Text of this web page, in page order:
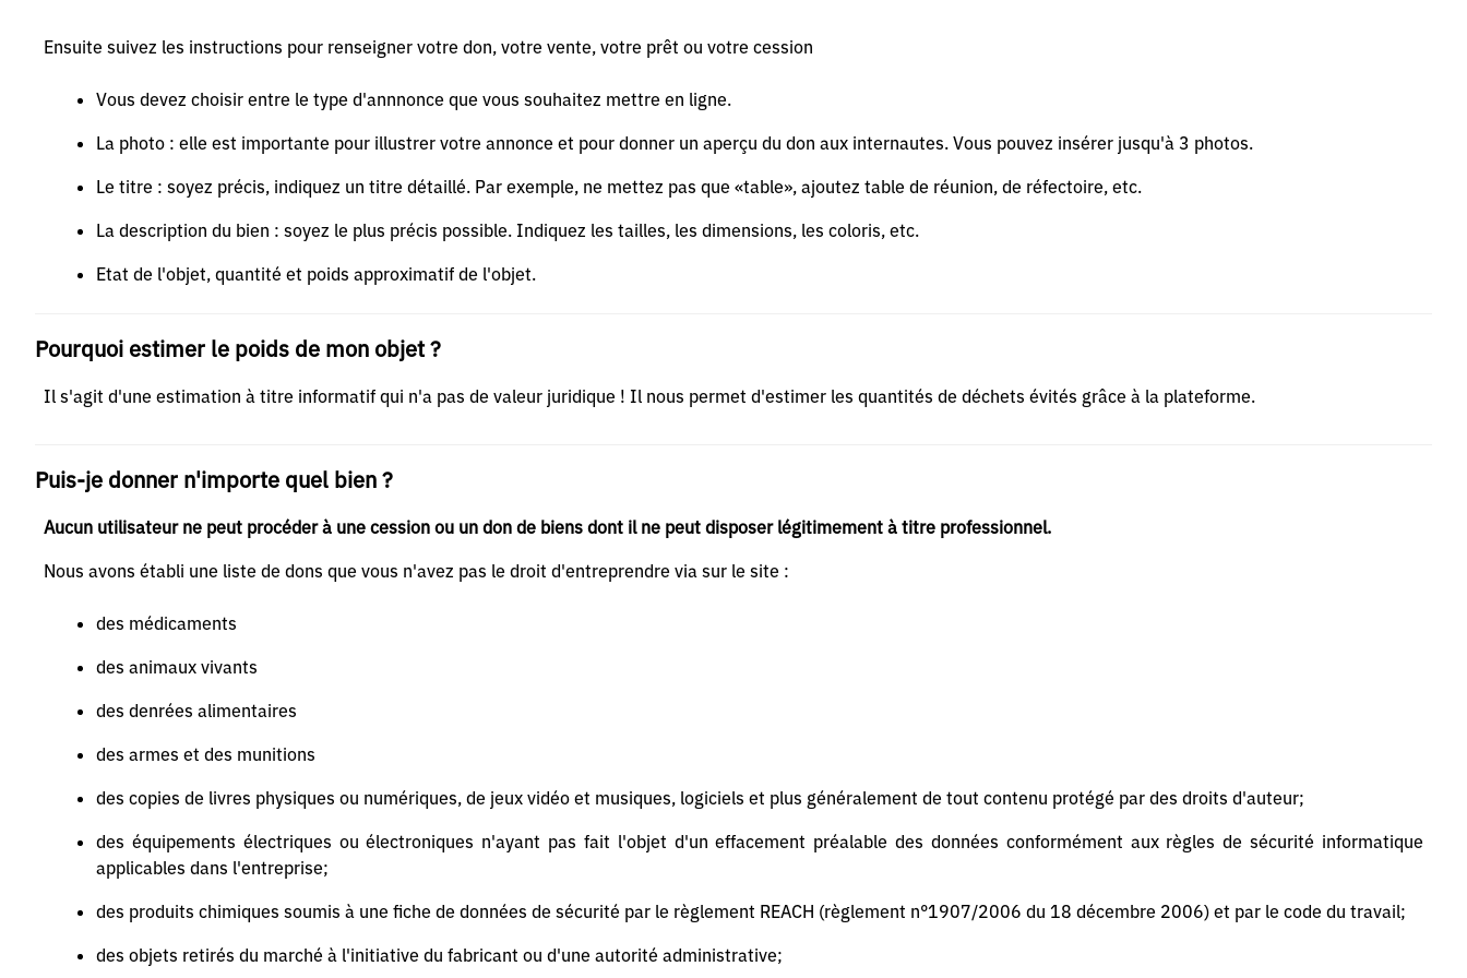
Ensuite suivez les instructions pour renseigner votre don, votre vente, votre prêt ou votre cession
Vous devez choisir entre le type d'annnonce que vous souhaitez mettre en ligne.
La photo : elle est importante pour illustrer votre annonce et pour donner un aperçu du don aux internautes. Vous pouvez insérer jusqu'à 3 photos.
Le titre : soyez précis, indiquez un titre détaillé. Par exemple, ne mettez pas que «table», ajoutez table de réunion, de réfectoire, etc.
La description du bien : soyez le plus précis possible. Indiquez les tailles, les dimensions, les coloris, etc.
Etat de l'objet, quantité et poids approximatif de l'objet.
Pourquoi estimer le poids de mon objet ?
Il s'agit d'une estimation à titre informatif qui n'a pas de valeur juridique ! Il nous permet d'estimer les quantités de déchets évités grâce à la plateforme.
Puis-je donner n'importe quel bien ?
Aucun utilisateur ne peut procéder à une cession ou un don de biens dont il ne peut disposer légitimement à titre professionnel.
Nous avons établi une liste de dons que vous n'avez pas le droit d'entreprendre via sur le site :
des médicaments
des animaux vivants
des denrées alimentaires
des armes et des munitions
des copies de livres physiques ou numériques, de jeux vidéo et musiques, logiciels et plus généralement de tout contenu protégé par des droits d'auteur;
des équipements électriques ou électroniques n'ayant pas fait l'objet d'un effacement préalable des données conformément aux règles de sécurité informatique
applicables dans l'entreprise;
des produits chimiques soumis à une fiche de données de sécurité par le règlement REACH (règlement n°1907/2006 du 18 décembre 2006) et par le code du travail;
des objets retirés du marché à l'initiative du fabricant ou d'une autorité administrative;